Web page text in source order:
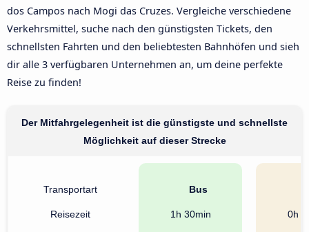
dos Campos nach Mogi das Cruzes. Vergleiche verschiedene
Verkehrsmittel, suche nach den günstigsten Tickets, den
schnellsten Fahrten und den beliebtesten Bahnhöfen und sieh
dir alle 3 verfügbaren Unternehmen an, um deine perfekte
Reise zu finden!
Der Mitfahrgelegenheit ist die günstigste und schnellste
Möglichkeit auf dieser Strecke
Transportart
Reisezeit
Bus
1h 30min 0h